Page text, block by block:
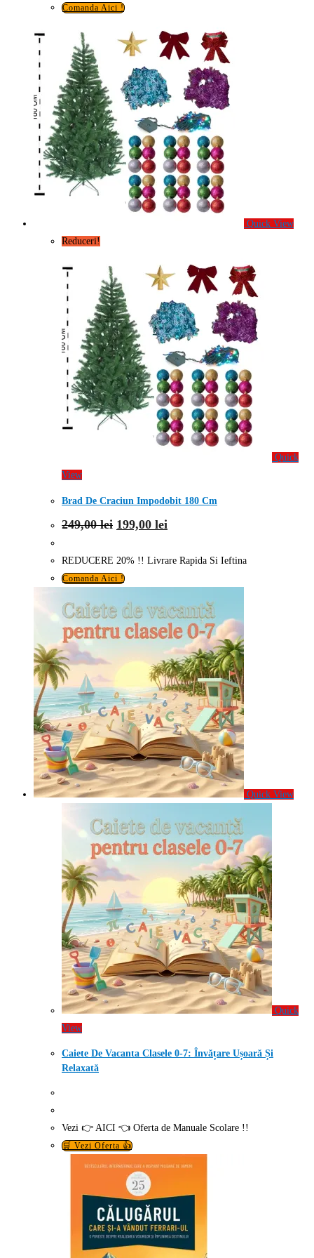
Comanda Aici !
Quick View
Reduceri!
Quick
View
Brad De Craciun Impodobit 180 Cm
249,00lei Prețul
inițial
fost:
249,00 lei.
199,00 lei
curent
199,00 lei.
REDUCERE 20% !! Livrare Rapida Si Ieftina
Comanda Aici !
Quick View
Quick
View
Caiete De Vacanta Clasele 0-7: Învățare Ușoară Și
Relaxată
Vezi 👉 AICI 👈 Oferta de Manuale Scolare !!
🛒 Vezi Oferta 👍